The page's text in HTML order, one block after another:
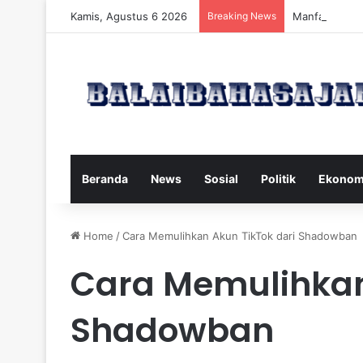
Kamis, Agustus 6 2026 Breaking News Manfaat dan
Beranda News Sosial Politik
Home /Cara Memulihkan Akun TikTok dari Shadowban
Cara
Shadowban